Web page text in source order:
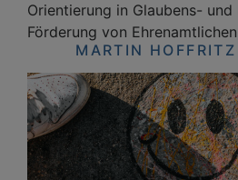
Orientierung in Glaubens- und
Förderung von
MARTIN